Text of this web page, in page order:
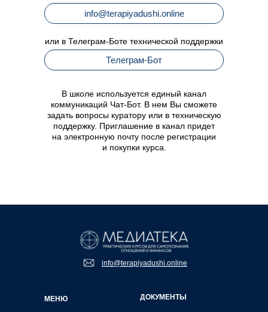
В школе используется единый канал
коммуникаций Чат-Бот. В нем Вы сможете
задать вопросы куратору или в техническую
поддержку. Приглашение в канал придет
на электронную почту после регистрации
и покупки курса.
или в Телеграм-Боте технической поддержки
Телеграм-Бот
info@terapiyadushi.online
info@terapiyadushi.online
МЕНЮ ДОКУМЕНТЫ